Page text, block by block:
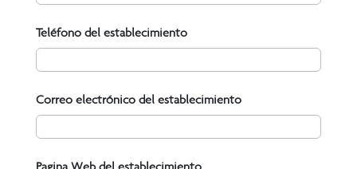
Teléfono del establecimiento
Correo electrónico del establecimiento